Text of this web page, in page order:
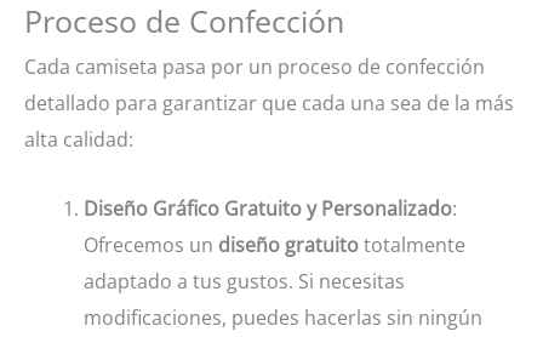
Proceso de Confección
Cada camiseta pasa por un proceso de confección
detallado para garantizar que cada una sea de la más
alta calidad:
Diseño Gráfico Gratuito y Personalizado:
Ofrecemos un diseño gratuitototalmente
adaptado a tus gustos. Si necesitas
modificaciones, puedes hacerlas sin ningún